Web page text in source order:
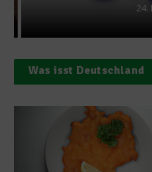
24.
Was isst Deutschland